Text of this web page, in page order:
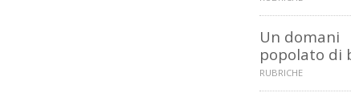
Un domani
popolato di
RUBRICHE